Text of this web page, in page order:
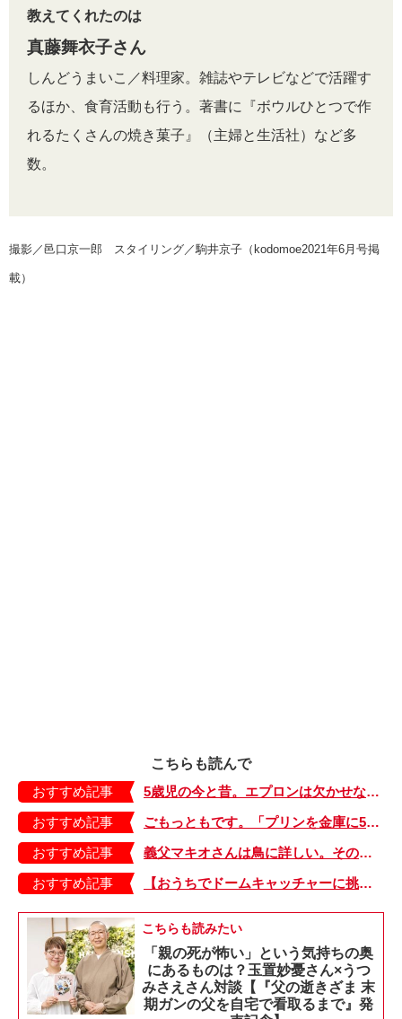
教えてくれたのは
真藤舞衣子さん
しんどうまいこ／料理家。雑誌やテレビなどで活躍す
るほか、食育活動も行う。著書に『ボウルひとつで作
れるたくさんの焼き菓子』（主婦と生活社）など多
数。
撮影／邑口京一郎 スタイリング／駒井京子（kodomoe2021年6月号掲
載）
こちらも読んで
おすすめ記事
5歳児の今と昔。エプロンは欠かせない、ただ前とひとつ違うのは…【もちもち！おもちBOY・44】
おすすめ記事
ごもっともです。「プリンを金庫に5個入れました」と書いた娘に先生は？【よっといで3姉妹・13】
おすすめ記事
義父マキオさんは鳥に詳しい。その理由に思わず「ファーッ」【しぶしぶ同居したら義父が最高だった件・20】
おすすめ記事
【おうちでドームキャッチャーに挑戦だ】アンパンマン わくわくドームキャッチャー
こちらも読みたい
「親の死が怖い」という気持ちの奥
にあるものは？玉置妙憂さん×うつ
みさえさん対談【『父の逝きざま 末
期ガンの父を自宅で看取るまで』発